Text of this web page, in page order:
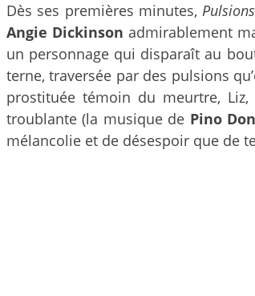
Dès ses premières minutes,Pulsions
Angie Dickinson admirablement
un personnage qui disparaît au
terne, traversée par des pulsions
prostituée témoin du meurtre,
troublante (la musique de Pino
mélancolie et de désespoir que de